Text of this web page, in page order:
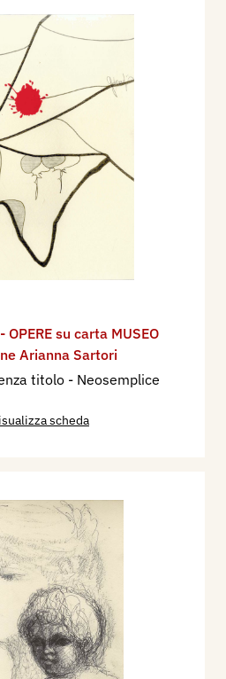
OPERE su carta MUSEO
Arianna Sartori
titolo - Neosemplice
scheda